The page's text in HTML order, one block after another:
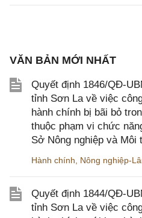
VĂN BẢN MỚI NHẤT
Quyết định 1846/QĐ-
tỉnh Sơn La về việc
hành chính bị bãi bỏ
thuộc phạm vi chức
Sở Nông nghiệp và Môi
Hành chính Nông nghiệp-
Quyết định 1844/QĐ-
tỉnh Sơn La về việc